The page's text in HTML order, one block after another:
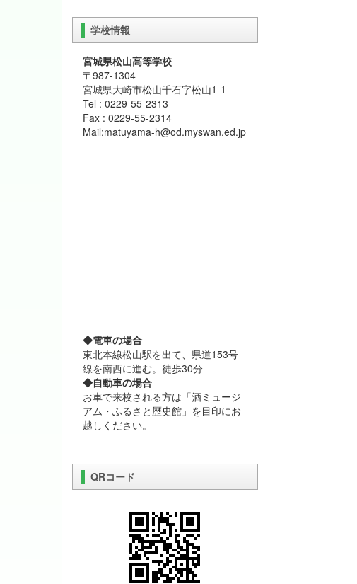
学校情報
宮城県松山高等学校
〒987-1304
宮城県大崎市松山千石字松山1-1
Tel : 0229-55-2313
Fax : 0229-55-2314
Mail:matuyama-h@od.myswan.ed.jp
◆電車の場合
東北本線松山駅を出て、県道153号
線を南西に進む。徒歩30分
◆自動車の場合
お車で来校される方は「酒ミュージ
アム・ふるさと歴史館」を目印にお
越しください。
QRコード